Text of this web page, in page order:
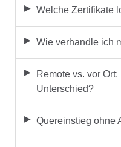
Welche Zertifikate
Wie verhandle ich
Remote vs. vor
Unterschied?
Quereinstieg ohne